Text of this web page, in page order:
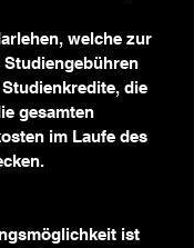
welche zur
die
gesamten
im Laufe des
ist